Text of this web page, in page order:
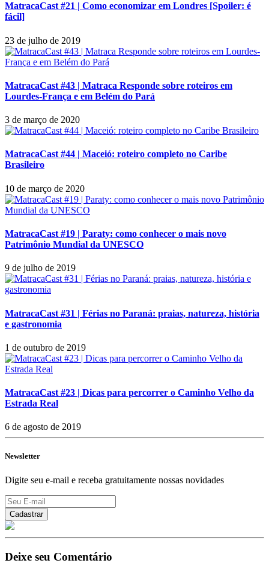
MatracaCast #21 | Como economizar em Londres [Spoiler: é
fácil]
23 de julho de 2019
MatracaCast #43 | Matraca Responde sobre roteiros em
Lourdes-França e em Belém do Pará
3 de março de 2020
MatracaCast #44 | Maceió: roteiro completo no Caribe
Brasileiro
10 de março de 2020
MatracaCast #19 | Paraty: como conhecer o mais novo
Patrimônio Mundial da UNESCO
9 de julho de 2019
MatracaCast #31 | Férias no Paraná: praias, natureza, história
e gastronomia
1 de outubro de 2019
MatracaCast #23 | Dicas para percorrer o Caminho Velho da
Estrada Real
6 de agosto de 2019
Newsletter
Digite seu e-mail e receba gratuitamente nossas novidades
Deixe seu Comentário